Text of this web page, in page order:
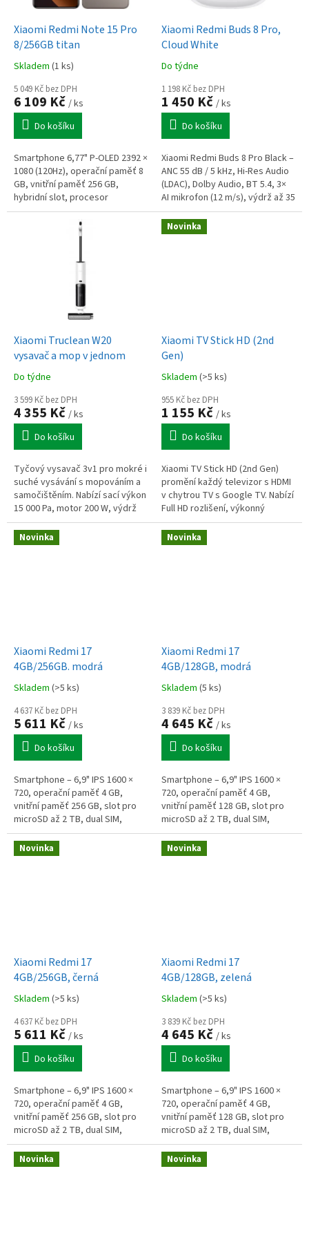
Xiaomi Redmi Note 15 Pro
8/256GB titan
Skladem (1 ks)
5 049 Kč bez DPH
6 109 Kč / ks
Do košíku
Smartphone 6,77" P-OLED 2392 ×
1080 (120Hz), operační paměť 8
GB, vnitřní paměť 256 GB,
hybridní slot, procesor
MediaTek Helio G200-Ultra
8jádrový, fotoaparát: 200Mpx
Xiaomi Redmi Buds 8 Pro,
Cloud White
Do týdne
1 198 Kč bez DPH
1 450 Kč / ks
Do košíku
Xiaomi Redmi Buds 8 Pro Black –
ANC 55 dB / 5 kHz, Hi-Res Audio
(LDAC), Dolby Audio, BT 5.4, 3×
AI mikrofon (12 m/s), výdrž až 35
h, duální připojení, Google Fast
Pair
Xiaomi Truclean W20
vysavač a mop v jednom
Do týdne
3 599 Kč bez DPH
4 355 Kč / ks
Do košíku
Tyčový vysavač 3v1 pro mokré i
suché vysávání s mopováním a
samočištěním. Nabízí sací výkon
15 000 Pa, motor 200 W, výdrž
30 min, rychlost kartáče 500
ot./min a ovládání jednou...
Novinka
Xiaomi TV Stick HD (2nd
Gen)
Skladem (>5 ks)
955 Kč bez DPH
1 155 Kč / ks
Do košíku
Xiaomi TV Stick HD (2nd Gen)
promění každý televizor s HDMI
v chytrou TV s Google TV. Nabízí
Full HD rozlišení, výkonný
čtyřjádrový procesor, Wi-Fi 5,
Bluetooth 5.0, podporu...
Novinka
Xiaomi Redmi 17
4GB/256GB. modrá
Skladem (>5 ks)
4 637 Kč bez DPH
5 611 Kč / ks
Do košíku
Smartphone – 6,9" IPS 1600 ×
720, operační paměť 4 GB,
vnitřní paměť 256 GB, slot pro
microSD až 2 TB, dual SIM,
osmijádrový procesor 2,0 GHz,
fotoaparát: 50Mpx hlavní +
8Mpx...
Novinka
Xiaomi Redmi 17
4GB/128GB, modrá
Skladem (5 ks)
3 839 Kč bez DPH
4 645 Kč / ks
Do košíku
Smartphone – 6,9" IPS 1600 ×
720, operační paměť 4 GB,
vnitřní paměť 128 GB, slot pro
microSD až 2 TB, dual SIM,
osmijádrový procesor 2,0 GHz,
fotoaparát: 50Mpx hlavní +
8Mpx...
Novinka
Xiaomi Redmi 17
4GB/256GB, černá
Skladem (>5 ks)
4 637 Kč bez DPH
5 611 Kč / ks
Do košíku
Smartphone – 6,9" IPS 1600 ×
720, operační paměť 4 GB,
vnitřní paměť 256 GB, slot pro
microSD až 2 TB, dual SIM,
osmijádrový procesor 2,0 GHz,
fotoaparát: 50Mpx hlavní +
8Mpx...
Novinka
Xiaomi Redmi 17
4GB/128GB, zelená
Skladem (>5 ks)
3 839 Kč bez DPH
4 645 Kč / ks
Do košíku
Smartphone – 6,9" IPS 1600 ×
720, operační paměť 4 GB,
vnitřní paměť 128 GB, slot pro
microSD až 2 TB, dual SIM,
osmijádrový procesor 2,0 GHz,
fotoaparát: 50Mpx hlavní +
8Mpx...
Novinka Novinka